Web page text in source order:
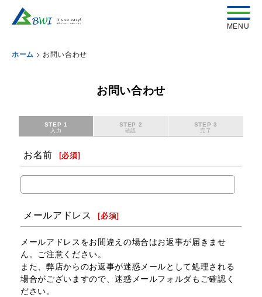
ホーム > お問い合わせ
お問い合わせ
STEP 1
入力
STEP 2
確認
STEP 3
完了
お名前 [必須]
メールアドレス [必須]
メールアドレスをお間違えの場合はお返事が届きませ
ん。ご注意ください。
また、弊店からのお返事が迷惑メールとして処理される
場合がございますので、迷惑メールフォルダもご確認く
ださい。